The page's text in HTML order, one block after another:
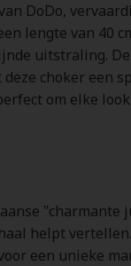
DoDo,
lengte van 40
uitstraling.
choker een
om elke
"charmante
helpt
een unieke